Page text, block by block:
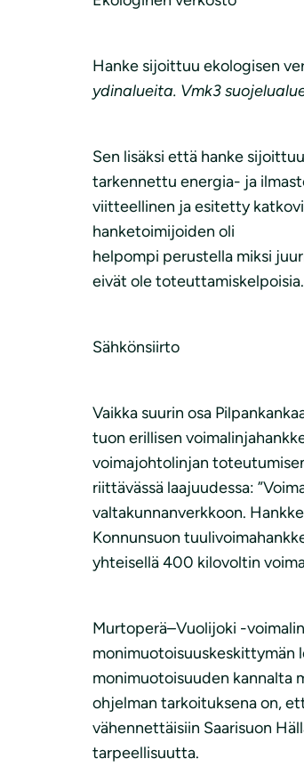
Hanke sijoittuu ekologisen
ydinalueita. Vmk3
Sen lisäksi että hanke
tarkennettu energia- ja
viitteellinen ja esitetty
hanketoimijoiden oli
helpompi perustella miksi
eivät ole
Sähkönsiirto
Vaikka suurin osa
tuon erillisen
voimajohtolinjan
riittävässä laajuudessa:
valtakunnanverkkoon.
Konnunsuon
yhteisellä 400 kilovoltin
Murtoperä–Vuolijoki -
monimuotoisuuskeskittymän
monimuotoisuuden kannalta
ohjelman tarkoituksena on,
vähennettäisiin Saarisuon
tarpeellisuutta.